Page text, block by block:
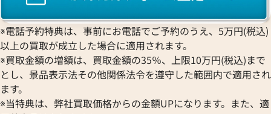
※電話予約特典は、事前にお電話でご予約のうえ、5万円(税込)
以上の買取が成立した場合に適用されます。
※買取金額の増額は、買取金額の35％、上限10万円(税込)まで
とし、景品表示法その他関係法令を遵守した範囲内で適用され
ます。
※当特典は、弊社買取価格からの金額UPになります。また、適